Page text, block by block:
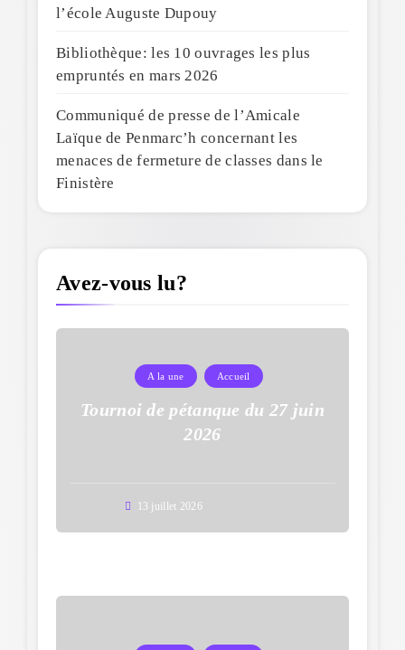
l’école Auguste Dupouy
Bibliothèque: les 10 ouvrages les plus
empruntés en mars 2026
Communiqué de presse de l’Amicale
Laïque de Penmarc’h concernant les
menaces de fermeture de classes dans le
Finistère
Avez-vous lu?
A la une Accueil
Tournoi de pétanque du 27 juin
2026
13 juillet 2026